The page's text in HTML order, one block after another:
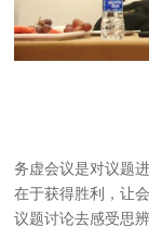
务虚会议是对议题
在于获得胜利，让
议题讨论去感受思辨